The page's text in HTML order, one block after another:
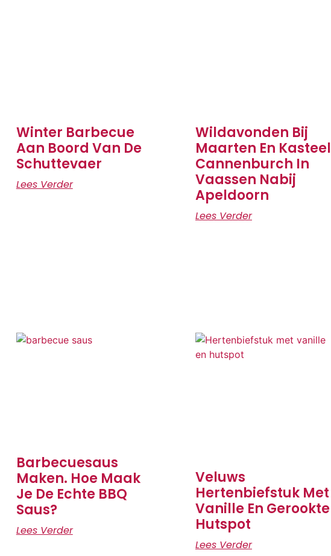
Winter Barbecue
Aan Boord Van De
Schuttevaer
Lees Verder
Wildavonden Bij
Maarten En Kasteel
Cannenburch In
Vaassen Nabij
Apeldoorn
Lees Verder
Barbecuesaus
Maken. Hoe Maak
Je De Echte BBQ
Saus?
Lees Verder
Veluws
Hertenbiefstuk Met
Vanille En Gerookte
Hutspot
Lees Verder